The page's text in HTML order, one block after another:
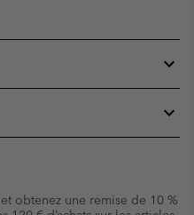
obtenez une remise de 10 %